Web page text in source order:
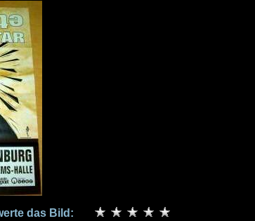
das Bild: